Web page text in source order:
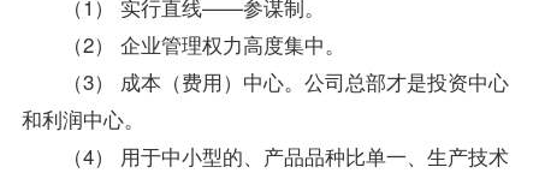
（1） 实行直线——参谋制。
（2） 企业管理权力高度集中。
（3） 成本（费用）中心。公司总部才是投资中心
和利润中心。
（4） 用于中小型的、产品品种比单一、生产技术